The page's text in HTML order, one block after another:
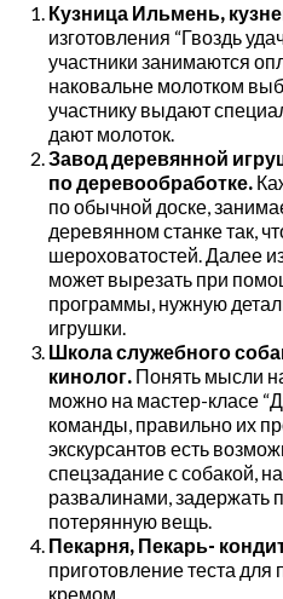
Кузница Ильмень,
изготовления “Гвоздь
участники занимаются
наковальне молотком
участнику выдают
дают молоток.
Завод деревянной
по деревообработке.
по обычной доске,
деревянном станке так,
шероховатостей. Далее
может вырезать при
программы, нужную
игрушки.
Школа служебного
кинолог. Понять мысли
можно на мастер-класе
команды, правильно их
экскурсантов есть
спецзадание с собакой,
развалинами, задержать
потерянную вещь.
Пекарня, Пекарь-
приготовление теста для
кремом.